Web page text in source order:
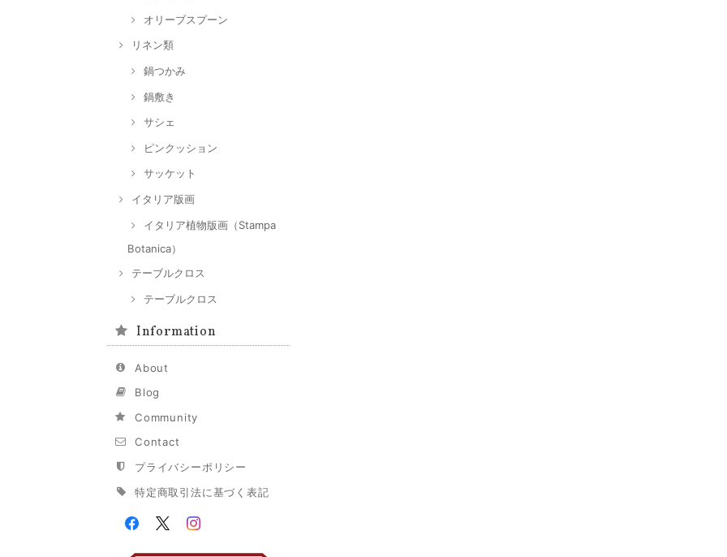
オリーブスプーン
リネン類
鍋つかみ
鍋敷き
サシェ
ピンクッション
サッケット
イタリア版画
イタリア植物版画（Stampa
Botanica）
テーブルクロス
テーブルクロス
Information
About
Blog
Community
Contact
プライバシーポリシー
特定商取引法に基づく表記